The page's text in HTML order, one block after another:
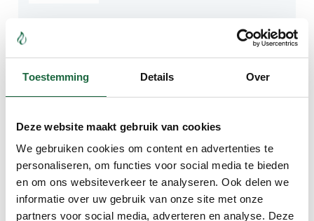
Toestemming Details Over
Deze website maakt gebruik van cookies
We gebruiken cookies om content en advertenties te
personaliseren, om functies voor social media te bieden
en om ons websiteverkeer te analyseren. Ook delen we
informatie over uw gebruik van onze site met onze
partners voor social media, adverteren en analyse. Deze
Brahmi ‘Gold’ (Voordeel Verpakking)
€79.90